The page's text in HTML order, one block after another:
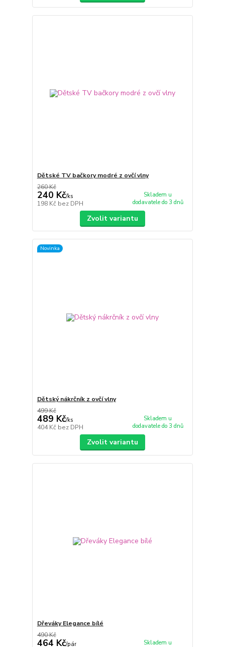
Dětské TV bačkory modré z ovčí vlny
260 Kč
240 Kč/ks
198 Kč bez DPH
Skladem u
dodavatele do 3 dnů
Zvolit variantu
Novinka
Dětský nákrčník z ovčí vlny
499 Kč
489 Kč/ks
404 Kč bez DPH
Skladem u
dodavatele do 3 dnů
Zvolit variantu
Dřeváky Elegance bílé
490 Kč
464 Kč/pár
Skladem u